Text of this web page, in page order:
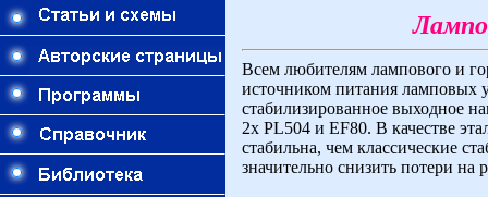
Всем любителям лампового и
источником питания ламповых
стабилизированное выходное
2x PL504 и EF80. В качестве
стабильна, чем классические
значительно снизить потери на